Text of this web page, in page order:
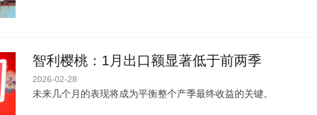
智利樱桃：1月出口额显著低于前两季
2026-02-28
未来几个月的表现将成为平衡整个产季最终收益的关键。